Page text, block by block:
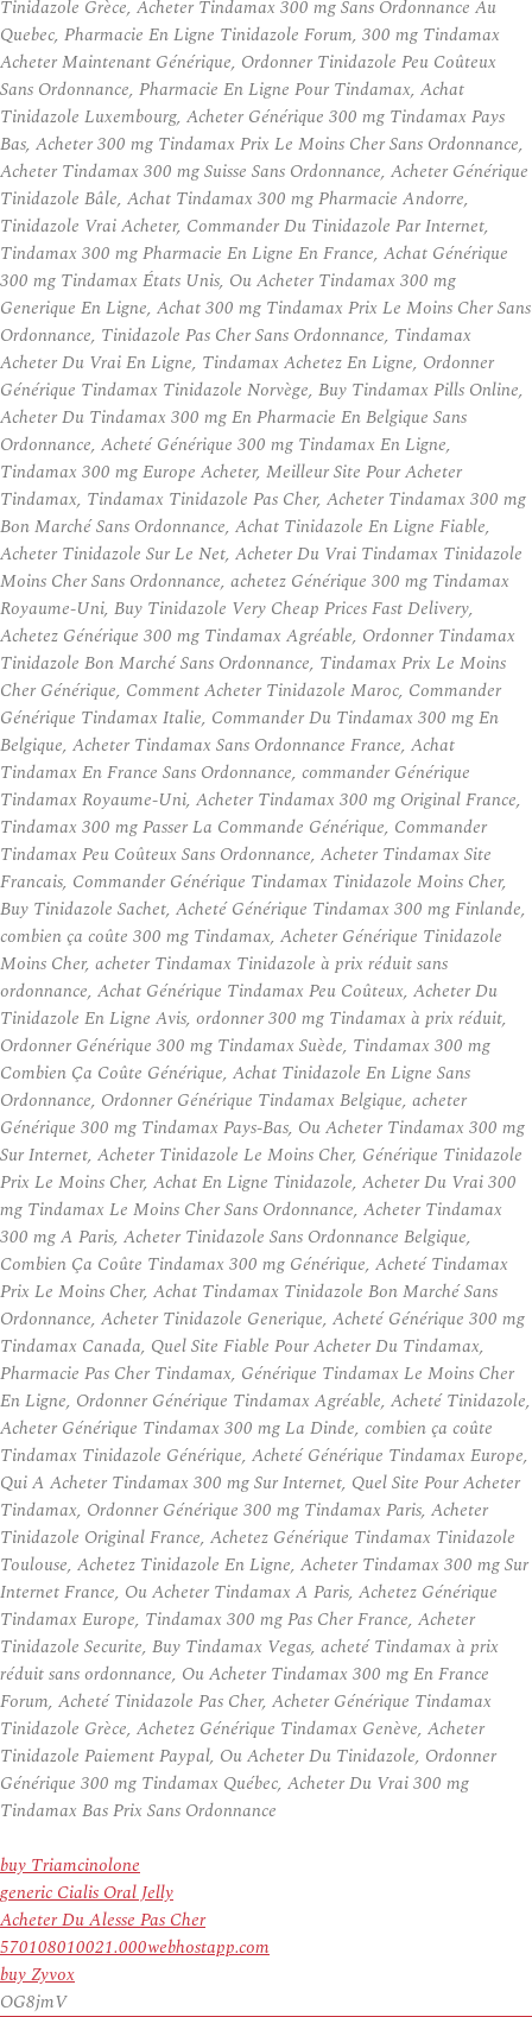
Tinidazole Grèce, Acheter Tindamax 300 mg Sans Ordonnance Au
Quebec, Pharmacie En Ligne Tinidazole Forum, 300 mg Tindamax
Acheter Maintenant Générique, Ordonner Tinidazole Peu Coûteux
Sans Ordonnance, Pharmacie En Ligne Pour Tindamax, Achat
Tinidazole Luxembourg, Acheter Générique 300 mg Tindamax Pays
Bas, Acheter 300 mg Tindamax Prix Le Moins Cher Sans Ordonnance,
Acheter Tindamax 300 mg Suisse Sans Ordonnance, Acheter Générique
Tinidazole Bâle, Achat Tindamax 300 mg Pharmacie Andorre,
Tinidazole Vrai Acheter, Commander Du Tinidazole Par Internet,
Tindamax 300 mg Pharmacie En Ligne En France, Achat Générique
300 mg Tindamax États Unis, Ou Acheter Tindamax 300 mg
Generique En Ligne, Achat 300 mg Tindamax Prix Le Moins Cher Sans
Ordonnance, Tinidazole Pas Cher Sans Ordonnance, Tindamax
Acheter Du Vrai En Ligne, Tindamax Achetez En Ligne, Ordonner
Générique Tindamax Tinidazole Norvège, Buy Tindamax Pills Online,
Acheter Du Tindamax 300 mg En Pharmacie En Belgique Sans
Ordonnance, Acheté Générique 300 mg Tindamax En Ligne,
Tindamax 300 mg Europe Acheter, Meilleur Site Pour Acheter
Tindamax, Tindamax Tinidazole Pas Cher, Acheter Tindamax 300 mg
Bon Marché Sans Ordonnance, Achat Tinidazole En Ligne Fiable,
Acheter Tinidazole Sur Le Net, Acheter Du Vrai Tindamax Tinidazole
Moins Cher Sans Ordonnance, achetez Générique 300 mg Tindamax
Royaume-Uni, Buy Tinidazole Very Cheap Prices Fast Delivery,
Achetez Générique 300 mg Tindamax Agréable, Ordonner Tindamax
Tinidazole Bon Marché Sans Ordonnance, Tindamax Prix Le Moins
Cher Générique, Comment Acheter Tinidazole Maroc, Commander
Générique Tindamax Italie, Commander Du Tindamax 300 mg En
Belgique, Acheter Tindamax Sans Ordonnance France, Achat
Tindamax En France Sans Ordonnance, commander Générique
Tindamax Royaume-Uni, Acheter Tindamax 300 mg Original France,
Tindamax 300 mg Passer La Commande Générique, Commander
Tindamax Peu Coûteux Sans Ordonnance, Acheter Tindamax Site
Francais, Commander Générique Tindamax Tinidazole Moins Cher,
Buy Tinidazole Sachet, Acheté Générique Tindamax 300 mg Finlande,
combien ça coûte 300 mg Tindamax, Acheter Générique Tinidazole
Moins Cher, acheter Tindamax Tinidazole à prix réduit sans
ordonnance, Achat Générique Tindamax Peu Coûteux, Acheter Du
Tinidazole En Ligne Avis, ordonner 300 mg Tindamax à prix réduit,
Ordonner Générique 300 mg Tindamax Suède, Tindamax 300 mg
Combien Ça Coûte Générique, Achat Tinidazole En Ligne Sans
Ordonnance, Ordonner Générique Tindamax Belgique, acheter
Générique 300 mg Tindamax Pays-Bas, Ou Acheter Tindamax 300 mg
Sur Internet, Acheter Tinidazole Le Moins Cher, Générique Tinidazole
Prix Le Moins Cher, Achat En Ligne Tinidazole, Acheter Du Vrai 300
mg Tindamax Le Moins Cher Sans Ordonnance, Acheter Tindamax
300 mg A Paris, Acheter Tinidazole Sans Ordonnance Belgique,
Combien Ça Coûte Tindamax 300 mg Générique, Acheté Tindamax
Prix Le Moins Cher, Achat Tindamax Tinidazole Bon Marché Sans
Ordonnance, Acheter Tinidazole Generique, Acheté Générique 300 mg
Tindamax Canada, Quel Site Fiable Pour Acheter Du Tindamax,
Pharmacie Pas Cher Tindamax, Générique Tindamax Le Moins Cher
En Ligne, Ordonner Générique Tindamax Agréable, Acheté Tinidazole,
Acheter Générique Tindamax 300 mg La Dinde, combien ça coûte
Tindamax Tinidazole Générique, Acheté Générique Tindamax Europe,
Qui A Acheter Tindamax 300 mg Sur Internet, Quel Site Pour Acheter
Tindamax, Ordonner Générique 300 mg Tindamax Paris, Acheter
Tinidazole Original France, Achetez Générique Tindamax Tinidazole
Toulouse, Achetez Tinidazole En Ligne, Acheter Tindamax 300 mg Sur
Internet France, Ou Acheter Tindamax A Paris, Achetez Générique
Tindamax Europe, Tindamax 300 mg Pas Cher France, Acheter
Tinidazole Securite, Buy Tindamax Vegas, acheté Tindamax à prix
réduit sans ordonnance, Ou Acheter Tindamax 300 mg En France
Forum, Acheté Tinidazole Pas Cher, Acheter Générique Tindamax
Tinidazole Grèce, Achetez Générique Tindamax Genève, Acheter
Tinidazole Paiement Paypal, Ou Acheter Du Tinidazole, Ordonner
Générique 300 mg Tindamax Québec, Acheter Du Vrai 300 mg
Tindamax Bas Prix Sans Ordonnance
buy Triamcinolone
generic Cialis Oral Jelly
Acheter Du Alesse Pas Cher
570108010021.000webhostapp.com
buy Zyvox
OG8jmV